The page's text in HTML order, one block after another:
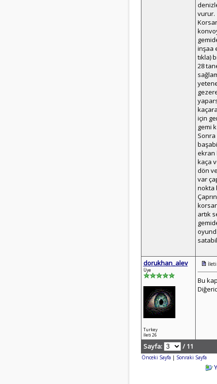
vurur.
inşaa
tıkla)
28
için
gemi
ekran
kaça
dön
var
nokta
artık
dorukhan_alev
Üye
Turkey
İleti 26
Bu
Sayfa: / 11
Önceki Sayfa | Sonraki Sayfa